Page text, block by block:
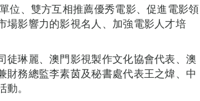
位、雙方互相推薦優秀電影、促進電影領
場影響力的影視名人、加強電影人才培
琳麗、澳門影視製作文化協會代表、澳
務總監李素茵及秘書處代表王之煒、中
。